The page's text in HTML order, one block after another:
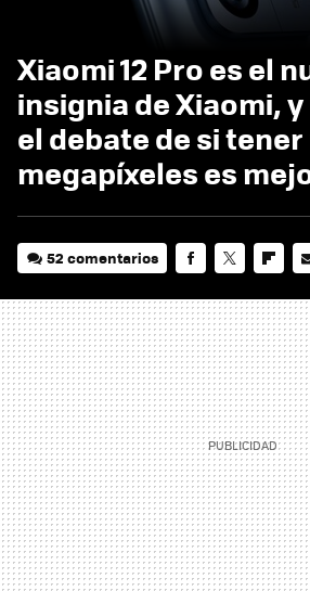
Xiaomi 12 Pro es el
insignia de Xiaomi,
el debate de si
megapíxeles es
52 comentarios